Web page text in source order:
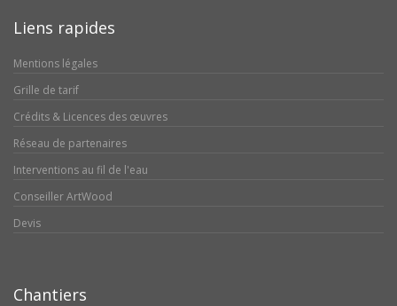
Liens rapides
Mentions légales
Grille de tarif
Crédits & Licences des œuvres
Réseau de partenaires
Interventions au fil de l'eau
Conseiller ArtWood
Devis
Chantiers